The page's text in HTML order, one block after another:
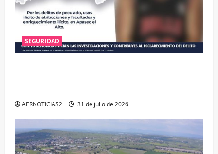
SEGURIDAD
AERNOTICIAS2 31 de julio de 2026